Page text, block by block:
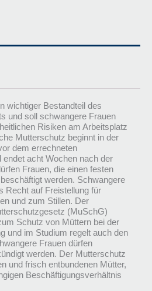
wichtiger Bestandteil des
und soll schwangere Frauen
Risiken am Arbeitsplatz
Mutterschutz beginnt in der
dem errechneten
endet acht Wochen nach der
Frauen, die einen festen
werden. Schwangere
Recht auf Freistellung für
und zum Stillen. Der
(MuSchG)
Schutz von Müttern bei der
und im Studium regelt auch den
Frauen dürfen
werden. Der Mutterschutz
und frisch entbundenen Mütter,
Beschäftigungsverhältnis